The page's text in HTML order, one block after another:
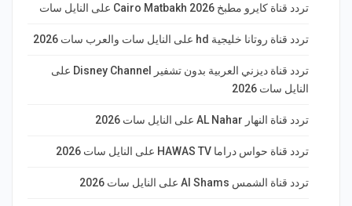
تردد قناة كايرو مطبخ 2026 Cairo Matbakh على النايل سات
تردد قناة روتانا خليجية hd على النايل سات والعرب سات 2026
تردد قناة ديزني العربية بدون تشفير Disney Channel على
النايل سات 2026
تردد قناة النهار AL Nahar على النايل سات 2026
تردد قناة حواس دراما HAWAS TV على النايل سات 2026
تردد قناة الشمس Al Shams على النايل سات 2026